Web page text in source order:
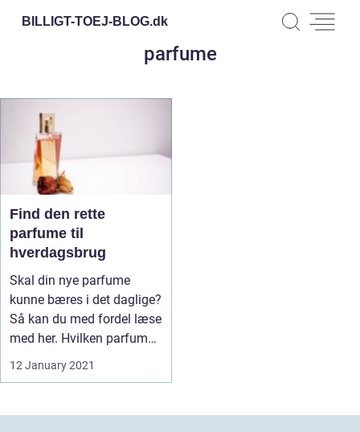
BILLIGT-TOEJ-BLOG.dk
parfume
Find den rette
parfume til
hverdagsbrug
Skal din nye parfume
kunne bæres i det daglige?
Så kan du med fordel læse
med her. Hvilken parfume
...
12 January 2021